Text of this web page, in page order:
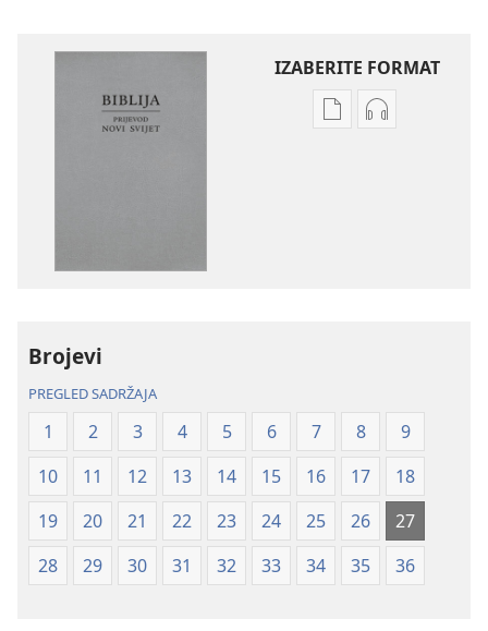
IZABERITE FORMAT
PostavkePostavke
Brojevi
PREGLED SADRŽAJA
1 2 3 4 5 6 7 8
9
10
11 12 13 14 15 16 17
18
19
20 21 22 23 24 25 26
27
28
29 30 31 32 33 34 35 36